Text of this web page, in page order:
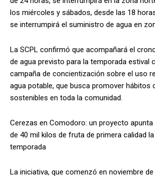
los miércoles y sábados, desde las 18
se interrumpirá el suministro de agua en
La SCPL confirmó que acompañará el
de agua previsto para la temporada estival
campaña de concientización sobre el uso
agua potable, que busca promover hábitos
sostenibles en toda la comunidad.
Cerezas en Comodoro: un proyecto
de 40 mil kilos de fruta de primera calidad
temporada
La iniciativa, que comenzó en noviembre